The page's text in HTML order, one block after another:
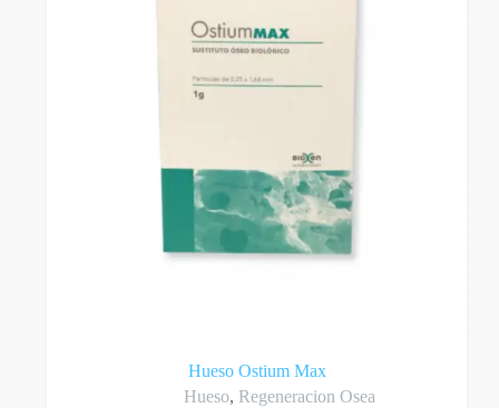
Hueso Ostium Max
Hueso, Regeneracion Osea